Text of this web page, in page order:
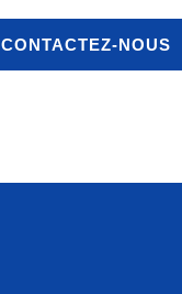
CONTACTEZ-NOUS